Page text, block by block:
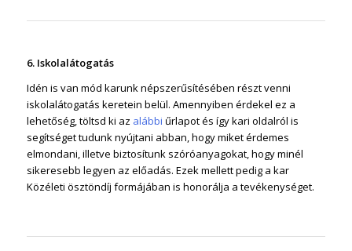
6. Iskolalátogatás
Idén is van mód karunk népszerűsítésében részt venni
iskolalátogatás keretein belül. Amennyiben érdekel ez a
lehetőség, töltsd ki az alábbi űrlapot és így kari oldalról is
segítséget tudunk nyújtani abban, hogy miket érdemes
elmondani, illetve biztosítunk szóróanyagokat, hogy minél
sikeresebb legyen az előadás. Ezek mellett pedig a kar
Közéleti ösztöndíj formájában is honorálja a tevékenységet.